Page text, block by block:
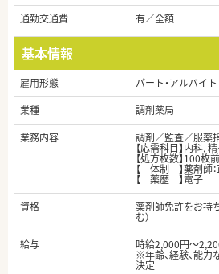
通勤交通費
有／全額
基本情報
雇用形態
パート・アルバイト
業種
調剤薬局
業務内容
調剤／監査／服薬
【応需科目】内科,
【処方枚数】100枚
【 体制 】薬剤師
【 薬歴 】電子
資格
薬剤師免許をお持
む）
給与
時給2,000円～
※年齢、経験、能力
決定